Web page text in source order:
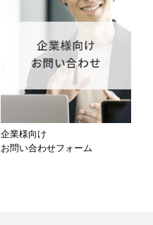
企業様向け
お問い合わせフォーム